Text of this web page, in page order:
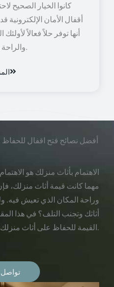
كانوا الخيار الصحيح
أقفال الأمان الإلكترونية
أنها توفر حلاً فعالاً
والراحة والوصول القابل للتخصيص.
أفضل نصائح فتح اقفال
الاهتمام بأثاث منزلك هو
مهما كانت قيمة أثاث منزلك،
وراحة المكان الذي تعيش
أثاثك وتجنب التلف؟ في هذا
القيمة للحفاظ على أثاث منزلك بحالة جيدة وتجنب التلف.
تواصل